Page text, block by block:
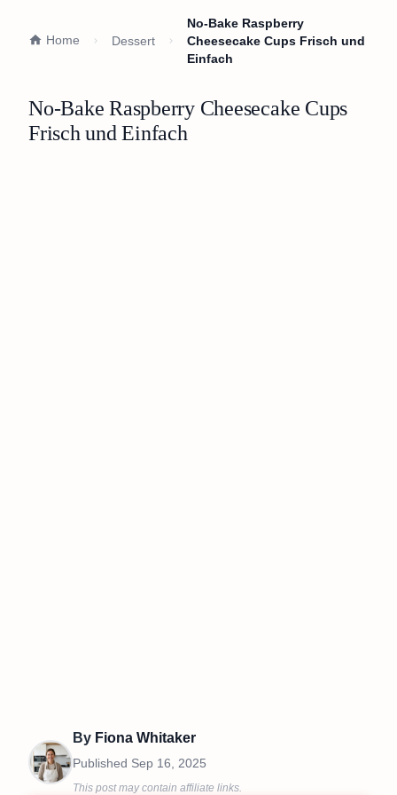
Home Dessert
No-Bake Raspberry
Cheesecake Cups Frisch und
Einfach
No-Bake Raspberry Cheesecake Cups
Frisch und Einfach
By Fiona Whitaker
Published Sep 16, 2025
This post may contain affiliate links.